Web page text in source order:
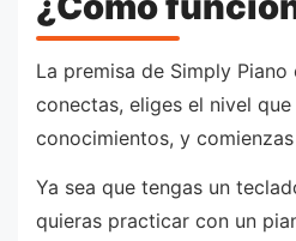
La premisa de Simply
conectas, eliges el nivel
conocimientos, y
Ya sea que tengas un
quieras practicar con un